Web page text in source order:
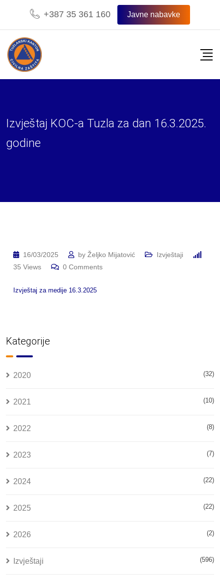
content
+387 35 361 160 Javne nabavke
Izvještaj KOC-a Tuzla za dan 16.3.2025.
godine
16/03/2025 by Željko Mijatović
Izvještaji
35 Views 0 Comments
Izvještaj za medije 16.3.2025
Kategorije
2020 (32)
2021 (10)
2022 (8)
2023 (7)
2024 (22)
2025 (22)
2026 (2)
Izvještaji (596)